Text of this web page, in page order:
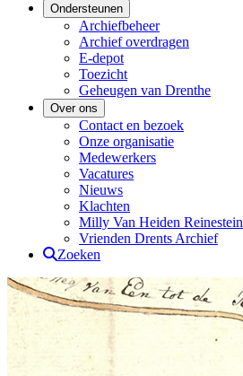
Ondersteunen
Archiefbeheer
Archief overdragen
E-depot
Toezicht
Geheugen van Drenthe
Over ons
Contact en bezoek
Onze organisatie
Medewerkers
Vacatures
Nieuws
Klachten
Milly Van Heiden Reinestein
Vrienden Drents Archief
Zoeken
Drents Archief